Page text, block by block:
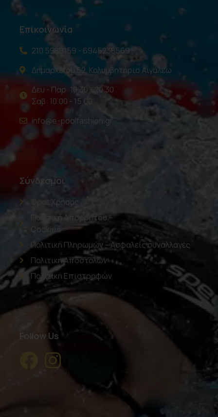
Επικοινωνία
210 5989159 - 6945238569
Δημαρχείου 52, Κολυμβητήριο Αιγάλεω
Δευ - Παρ: 10.30 - 20.30
Σαβ: 10.00 - 15.00
info@e-poolfashion.gr
Σύνδεσμοι
Όροι Χρήσης
Πολιτική Απορρήτου –
Cookies
Πολιτική Πληρωμών – Ασφαλείς συναλλαγές
Πολιτική Αποστολών
Πολιτική Επιστροφών
Follow Us